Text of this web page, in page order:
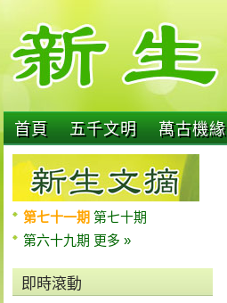
首頁 五千文明 萬古機緣
第七十一期 第七十期
第六十九期 更多 »
即時滾動